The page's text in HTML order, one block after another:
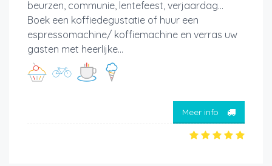
beurzen, communie, lentefeest, verjaardag…
Boek een koffiedegustatie of huur een
espressomachine/ koffiemachine en verras uw
gasten met heerlijke...
Meer info